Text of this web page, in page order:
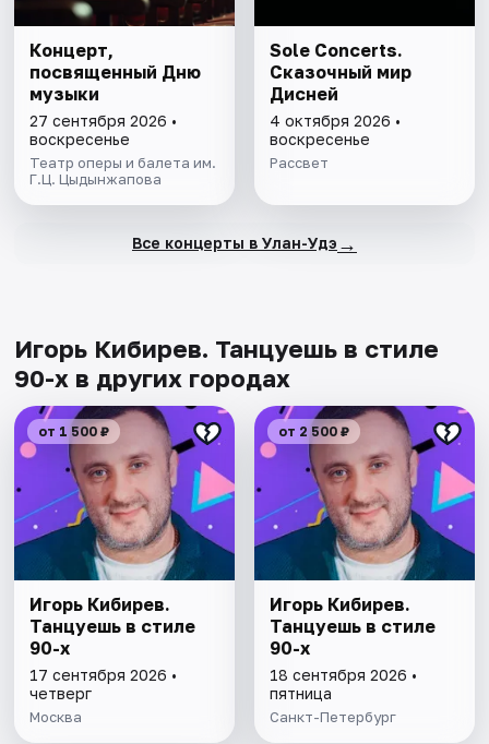
Концерт,
посвященный Дню
музыки
27 сентября 2026 •
воскресенье
Театр оперы и балета им.
Г.Ц. Цыдынжапова
Sole Concerts.
Сказочный мир
Дисней
4 октября 2026 •
воскресенье
Рассвет
Все концерты в Улан-Удэ →
Игорь Кибирев. Танцуешь в стиле
90-х в других городах
от 1 500 ₽
Игорь Кибирев.
Танцуешь в стиле
90-х
17 сентября 2026 •
четверг
Москва
от 2 500 ₽
Игорь Кибирев.
Танцуешь в стиле
90-х
18 сентября 2026 •
пятница
Санкт-Петербург